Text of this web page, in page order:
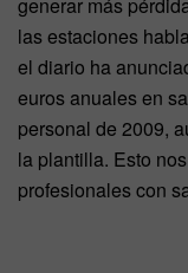
las estaciones
el diario ha
euros anuales en
personal de 2009,
la plantilla. Esto
profesionales con